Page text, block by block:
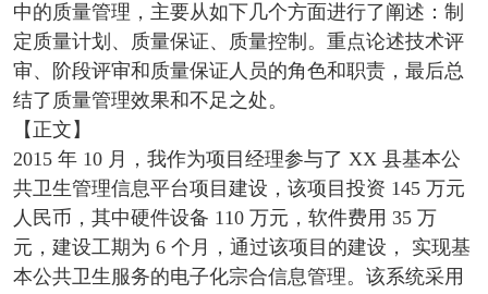
中的质量管理，主要从如下几个方面进行了阐述：制
定质量计划、质量保证、质量控制。重点论述技术评
审、阶段评审和质量保证人员的角色和职责，最后总
结了质量管理效果和不足之处。
【正文】
2015 年 10 月，我作为项目经理参与了 XX 县基本公
共卫生管理信息平台项目建设，该项目投资 145 万元
人民币，其中硬件设备 110 万元，软件费用 35 万
元，建设工期为 6 个月，通过该项目的建设， 实现基
本公共卫生服务的电子化宗合信息管理。该系统采用